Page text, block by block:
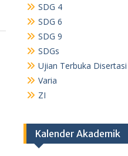
SDG 4
SDG 6
SDG 9
SDGs
Ujian Terbuka Disertasi
Varia
ZI
Kalender Akademik